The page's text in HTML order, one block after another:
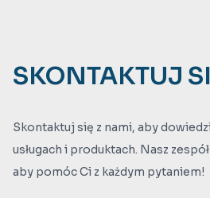
SKONTAKTUJ
Skontaktuj się z nami, aby
usługach i produktach. Nasz
aby pomóc Ci z każdym pytaniem!